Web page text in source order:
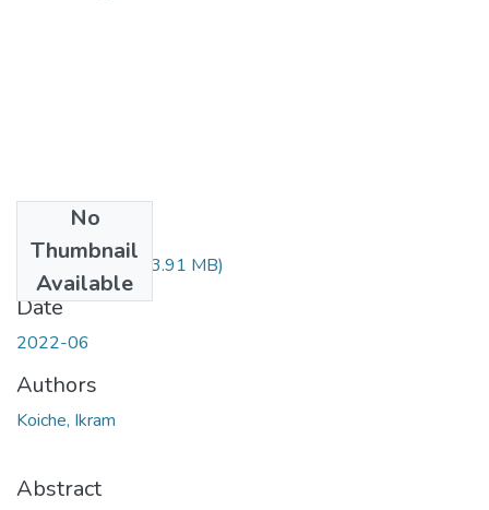
No
Thumbnail
Available
koiche-ikram.pdf (3.91 MB)
Date
2022-06
Authors
Koiche, Ikram
Abstract